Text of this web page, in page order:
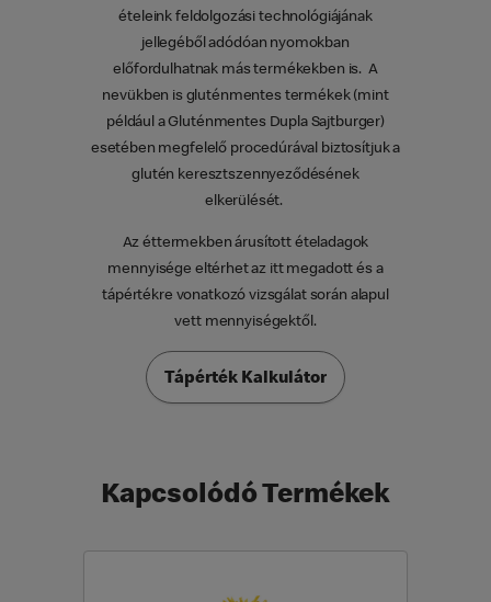
ételeink feldolgozási technológiájának
jellegéből adódóan nyomokban
előfordulhatnak más termékekben is. A
nevükben is gluténmentes termékek (mint
például a Gluténmentes Dupla Sajtburger)
esetében megfelelő procedúrával biztosítjuk a
glutén keresztszennyeződésének
elkerülését.
Az éttermekben árusított ételadagok
mennyisége eltérhet az itt megadott és a
tápértékre vonatkozó vizsgálat során alapul
vett mennyiségektől.
Tápérték Kalkulátor
Kapcsolódó Termékek